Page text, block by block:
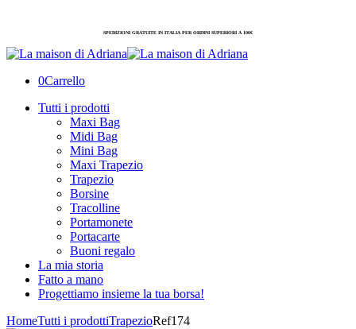
SPEDIZIONI GRATUITE IN ITALIA PER ORDINI SUPERIORI A 100€
0Carrello
Tutti i prodotti
Maxi Bag
Midi Bag
Mini Bag
Maxi Trapezio
Trapezio
Borsine
Tracolline
Portamonete
Portacarte
Buoni regalo
La mia storia
Fatto a mano
Progettiamo insieme la tua borsa!
HomeTutti i prodottiTrapezioRef174